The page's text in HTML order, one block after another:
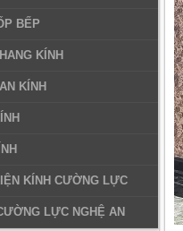
BẾP
KÍNH
KÍNH
KÍNH CƯỜNG LỰC
LỰC NGHỆ AN